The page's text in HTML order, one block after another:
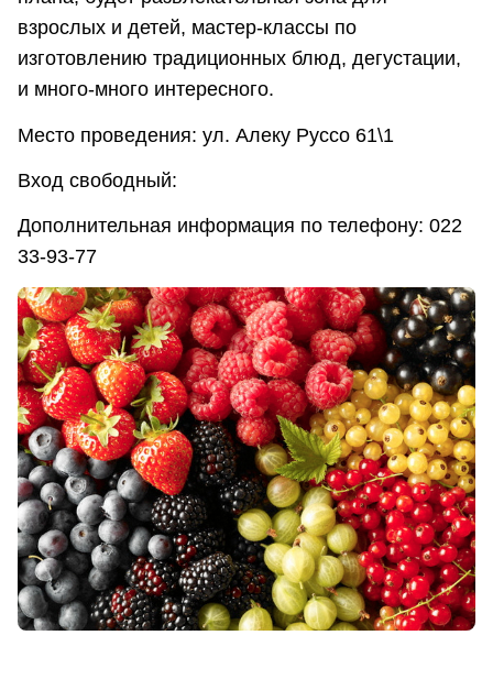
взрослых и детей, мастер-классы по
изготовлению традиционных блюд, дегустации,
и много-много интересного.
Место проведения: ул. Алеку Руссо 61\1
Вход свободный:
Дополнительная информация по телефону: 022
33-93-77